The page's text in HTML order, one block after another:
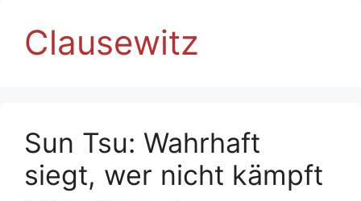
Clausewitz
Sun Tsu: Wahrhaft
siegt, wer nicht kämpft